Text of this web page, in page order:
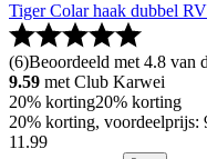
Tiger Colar haak dubbel
(6)Beoordeeld met 4.8 van
9.59 met Club Karwei
20% korting20% korting
20% korting, voordeelprijs:
11 .99